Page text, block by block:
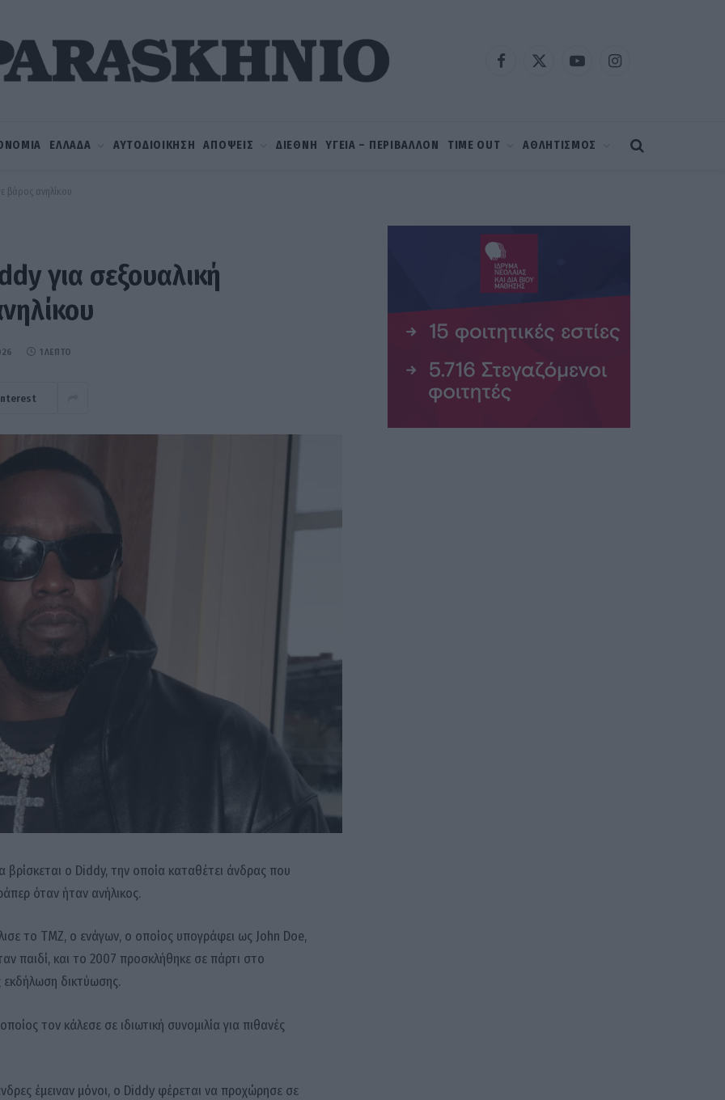
Facebook
X
YouTubeInstagram
ΕΛΛΑΔΑ ΑΥΤΟΔΙΟΙΚΗΣΗ ΑΠΟΨΕΙΣ ΔΙΕΘΝΗ ΥΓΕΙΑ – ΠΕΡΙΒΑΛΛΟΝ TIME OUT ΑΘΛΗΤΙΣΜΟΣ
βάρος ανηλίκου
για σεξουαλική
1 ΛΕΠΤΌ
βρίσκεται ο Diddy, την οποία καταθέτει άνδρας που
όταν ήταν ανήλικος.
το TMZ, ο ενάγων, ο οποίος υπογράφει ως John Doe,
παιδί, και το 2007 προσκλήθηκε σε πάρτι στο
δικτύωσης.
τον κάλεσε σε ιδιωτική συνομιλία για πιθανές
έμειναν μόνοι, ο Diddy φέρεται να προχώρησε σε